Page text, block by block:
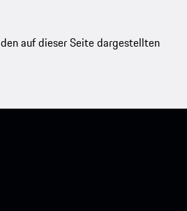
auf dieser Seite dargestellten